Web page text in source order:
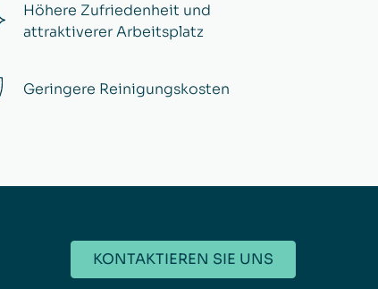
Höhere Zufriedenheit und
attraktiverer Arbeitsplatz
Geringere Reinigungskosten
KONTAKTIEREN SIE UNS